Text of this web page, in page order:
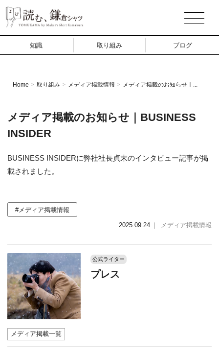
知識 取り組み ブログ
Home > 取り組み > メディア掲載情報 > メディア掲載のお知らせ｜...
メディア掲載のお知らせ｜BUSINESS
INSIDER
BUSINESS INSIDERに弊社社長貞末のインタビュー記事が掲
載されました。
#メディア掲載情報
2025.09.24 ｜ メディア掲載情報
公式ライター
プレス
メディア掲載一覧